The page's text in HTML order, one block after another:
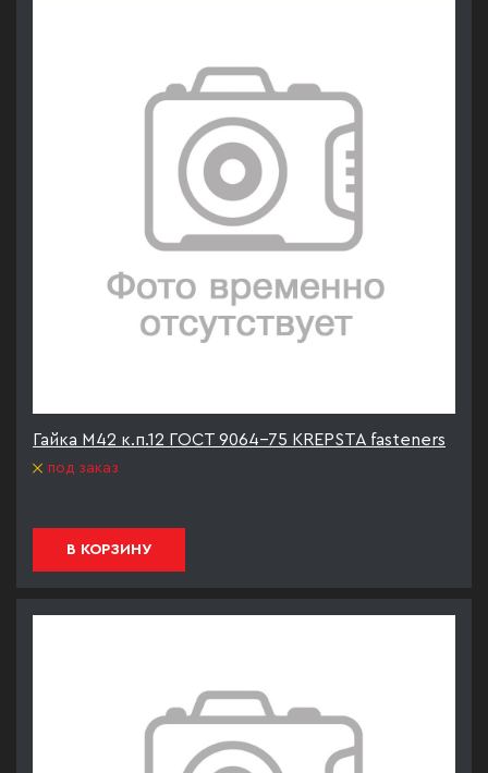
Гайка М42 к.п.12 ГОСТ 9064-75 KREPSTA fasteners
под заказ
В КОРЗИНУ